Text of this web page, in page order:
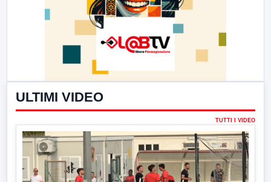
ULTIMI VIDEO
TUTTI I VIDEO